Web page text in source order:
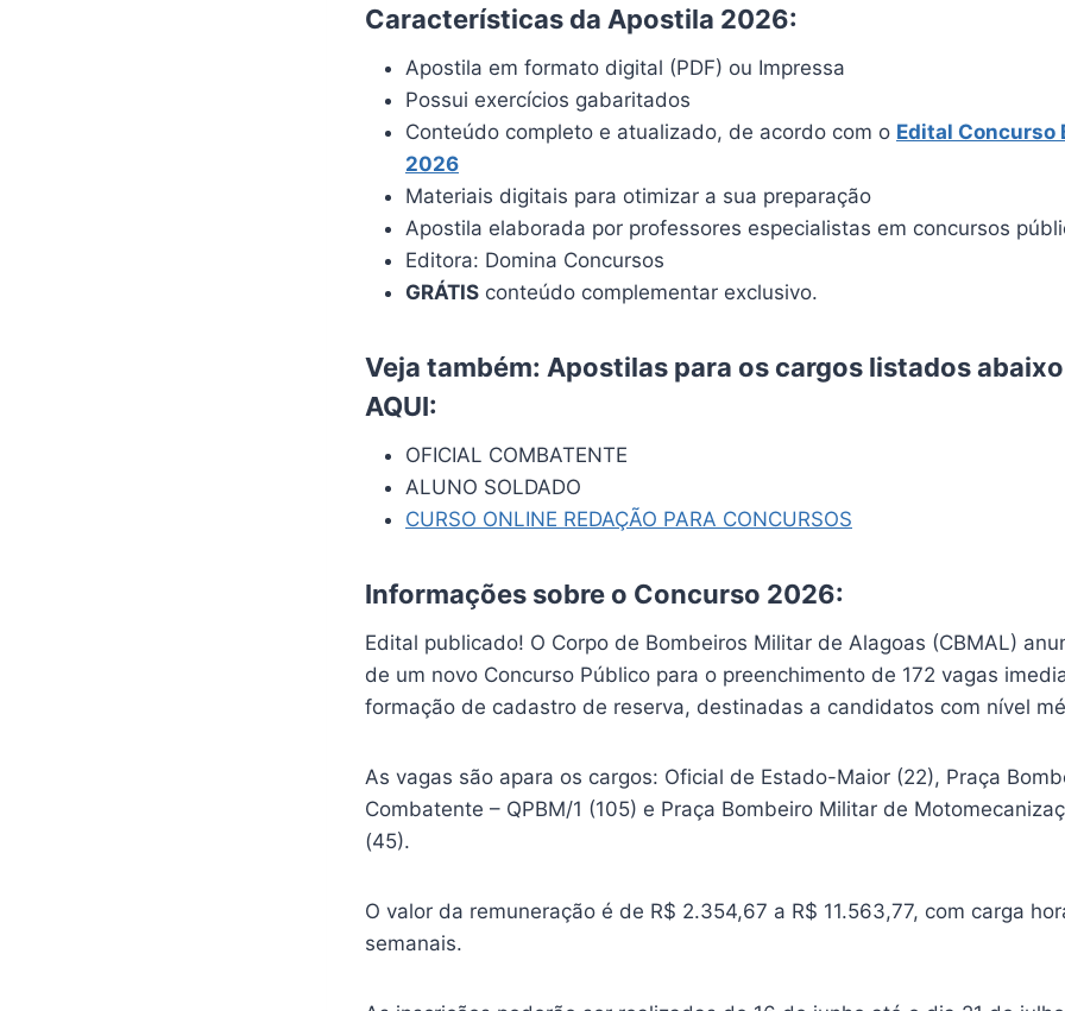
Características da Apostila 2026:
Apostila em formato digital (PDF) ou Impressa
Possui exercícios gabaritados
Conteúdo completo e atualizado, de acordo com o Edital Concurso
2026
Materiais digitais para otimizar a sua preparação
Apostila elaborada por professores especialistas em concursos
Editora: Domina Concursos
GRÁTIS conteúdo complementar exclusivo.
Veja também: Apostilas para os cargos listados
AQUI:
OFICIAL COMBATENTE
ALUNO SOLDADO
CURSO ONLINE REDAÇÃO PARA CONCURSOS
Informações sobre o Concurso 2026:
Edital publicado! O Corpo de Bombeiros Militar de Alagoas (CBMAL)
de um novo Concurso Público para o preenchimento de 172 vagas
formação de cadastro de reserva, destinadas a candidatos com nível
As vagas são apara os cargos: Oficial de Estado-Maior (22), Praça
Combatente – QPBM/1 (105) e Praça Bombeiro Militar de
(45).
O valor da remuneração é de R$ 2.354,67 a R$ 11.563,77, com carga
semanais.